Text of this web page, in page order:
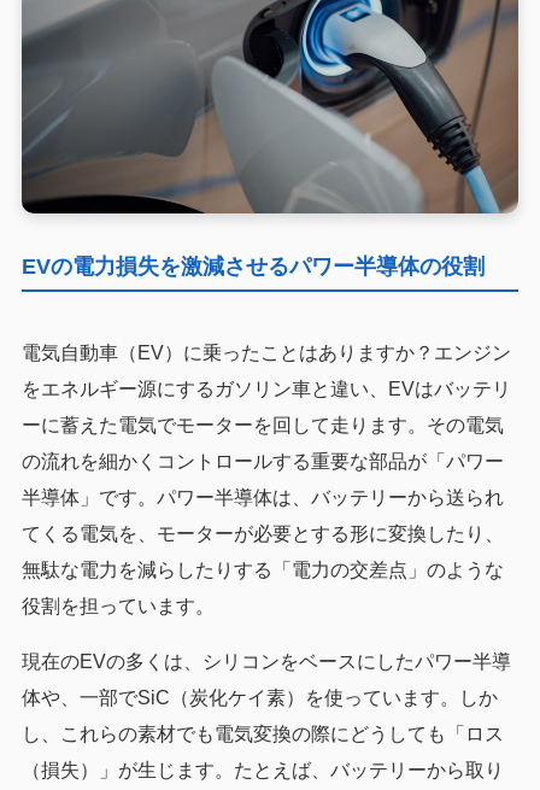
EVの電力損失を激減させるパワー半導体の役割
電気自動車（EV）に乗ったことはありますか？エンジン
をエネルギー源にするガソリン車と違い、EVはバッテリ
ーに蓄えた電気でモーターを回して走ります。その電気
の流れを細かくコントロールする重要な部品が「パワー
半導体」です。パワー半導体は、バッテリーから送られ
てくる電気を、モーターが必要とする形に変換したり、
無駄な電力を減らしたりする「電力の交差点」のような
役割を担っています。
現在のEVの多くは、シリコンをベースにしたパワー半導
体や、一部でSiC（炭化ケイ素）を使っています。しか
し、これらの素材でも電気変換の際にどうしても「ロス
（損失）」が生じます。たとえば、バッテリーから取り